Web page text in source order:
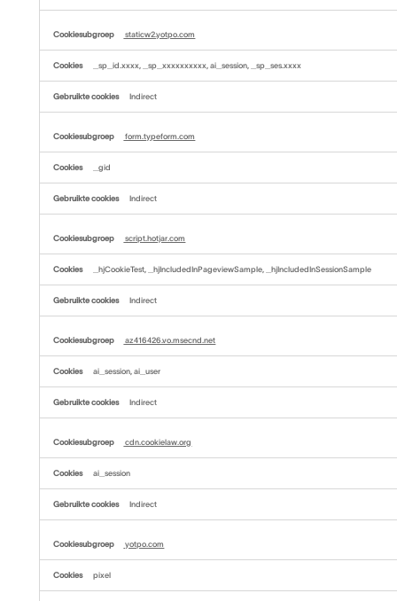
staticw2.yotpo.com
_sp_id.xxxx, _sp_xxxxxxxxxx, ai_session, _sp_ses.xxxx
Indirect
form.typeform.com
_gid
Indirect
script.hotjar.com
_hjCookieTest, _hjIncludedInPageviewSample, _hjIncludedInSessionSample
Indirect
az416426.vo.msecnd.net
ai_session, ai_user
Indirect
cdn.cookielaw.org
ai_session
Indirect
yotpo.com
pixel